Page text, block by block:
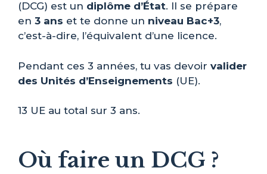
(DCG) est un diplôme d’État. Il se prépare
en 3 ans et te donne un niveau Bac+3,
c’est-à-dire, l’équivalent d’une licence.
Pendant ces 3 années, tu vas devoir valider
des Unités d’Enseignements (UE).
13 UE au total sur 3 ans.
Où faire un DCG ?